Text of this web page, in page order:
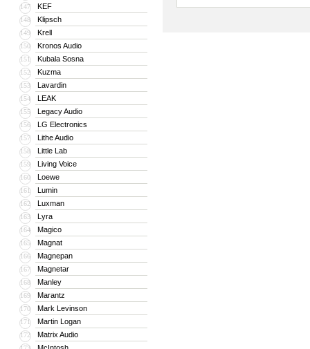
147 KEF
148 Klipsch
149 Krell
150 Kronos Audio
151 Kubala Sosna
152 Kuzma
153 Lavardin
154 LEAK
155 Legacy Audio
156 LG Electronics
157 Lithe Audio
158 Little Lab
159 Living Voice
160 Loewe
161 Lumin
162 Luxman
163 Lyra
164 Magico
165 Magnat
166 Magnepan
167 Magnetar
168 Manley
169 Marantz
170 Mark Levinson
171 Martin Logan
172 Matrix Audio